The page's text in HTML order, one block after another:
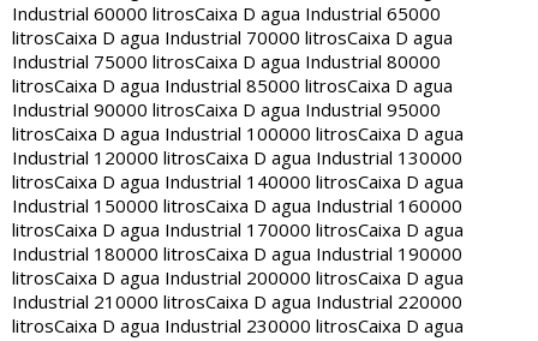
Industrial 60000 litrosCaixa D agua Industrial 65000
litrosCaixa D agua Industrial 70000 litrosCaixa D agua
Industrial 75000 litrosCaixa D agua Industrial 80000
litrosCaixa D agua Industrial 85000 litrosCaixa D agua
Industrial 90000 litrosCaixa D agua Industrial 95000
litrosCaixa D agua Industrial 100000 litrosCaixa D agua
Industrial 120000 litrosCaixa D agua Industrial 130000
litrosCaixa D agua Industrial 140000 litrosCaixa D agua
Industrial 150000 litrosCaixa D agua Industrial 160000
litrosCaixa D agua Industrial 170000 litrosCaixa D agua
Industrial 180000 litrosCaixa D agua Industrial 190000
litrosCaixa D agua Industrial 200000 litrosCaixa D agua
Industrial 210000 litrosCaixa D agua Industrial 220000
litrosCaixa D agua Industrial 230000 litrosCaixa D agua